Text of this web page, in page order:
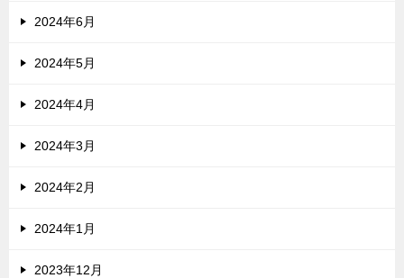
2024年6月
2024年5月
2024年4月
2024年3月
2024年2月
2024年1月
2023年12月